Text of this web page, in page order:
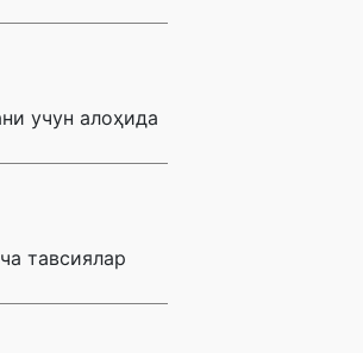
учун алоҳида
тавсиялар